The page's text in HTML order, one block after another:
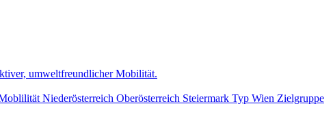
umweltfreundlicher Mobilität.
Niederösterreich Oberösterreich Steiermark Typ Wien Zielgruppe